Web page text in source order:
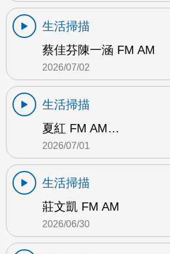
生活掃描
蔡佳芬陳一涵 FM AM
2026/07/02
生活掃描
夏紅 FM AM…
2026/07/01
生活掃描
莊文凱 FM AM
2026/06/30